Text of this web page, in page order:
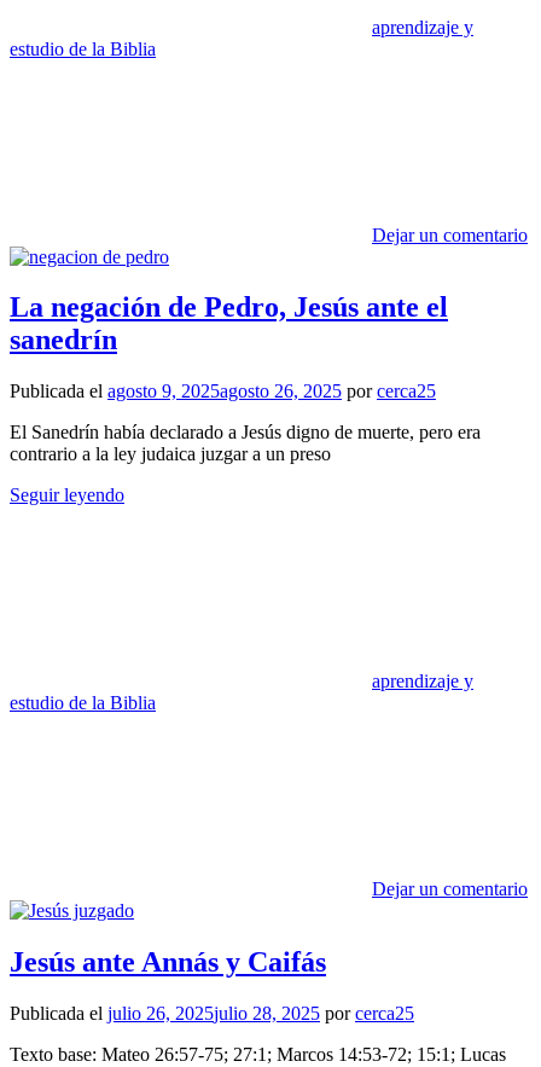
aprendizaje y
estudio de la Biblia
Dejar un comentario
La negación de Pedro, Jesús ante el
sanedrín
Publicada el agosto 9, 2025agosto 26, 2025 porcerca25
El Sanedrín había declarado a Jesús digno de muerte, pero era
contrario a la ley judaica juzgar a un preso
Seguir leyendo
aprendizaje y
estudio de la Biblia
Dejar un comentario
Jesús ante Annás y Caifás
Publicada el julio 26, 2025julio 28, 2025 porcerca25
Texto base: Mateo 26:57-75; 27:1; Marcos 14:53-72; 15:1; Lucas